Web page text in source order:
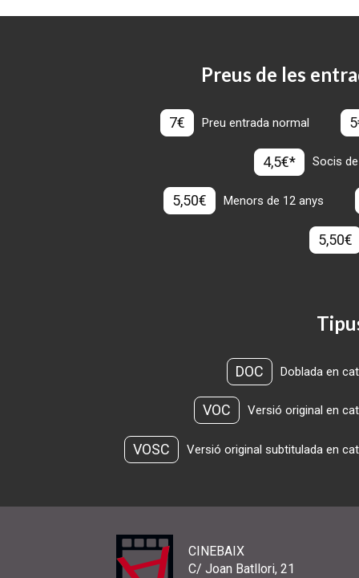
Preus de les
7€ Preu entrada normal
4,5€* Socis
5,50€ Menors de 12 anys
5,50€
DOC Doblada en
VOC Versió original en
VOSC Versió original subtitulada en
CINEBAIX
C/ Joan Batllori, 21